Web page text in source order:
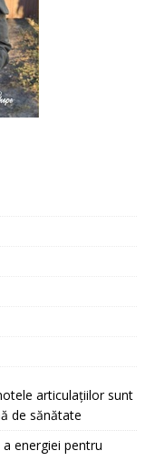
articulațiilor sunt
de sănătate
energiei pentru